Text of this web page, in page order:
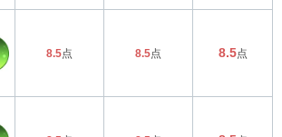
8.5点 8.5点 8.5点